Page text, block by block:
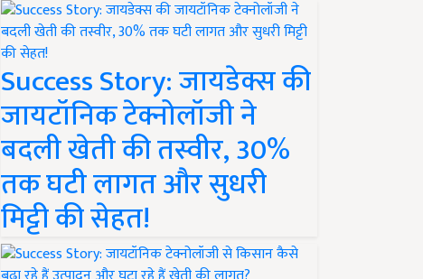
Success Story: जायडेक्स की
जायटॉनिक टेक्नोलॉजी ने
बदली खेती की तस्वीर, 30%
तक घटी लागत और सुधरी
मिट्टी की सेहत!